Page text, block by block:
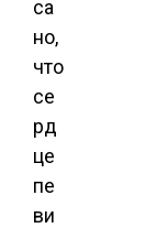
са
но,
что
се
рд
це
пе
ви